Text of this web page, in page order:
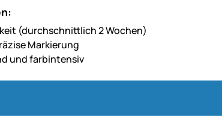
(durchschnittlich 2 Wochen)
Markierung
und farbintensiv